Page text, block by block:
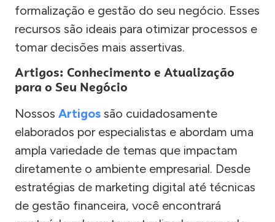
formalização e gestão do seu negócio. Esses
recursos são ideais para otimizar processos e
tomar decisões mais assertivas.
Artigos: Conhecimento e Atualização
para o Seu Negócio
Nossos Artigos são cuidadosamente
elaborados por especialistas e abordam uma
ampla variedade de temas que impactam
diretamente o ambiente empresarial. Desde
estratégias de marketing digital até técnicas
de gestão financeira, você encontrará